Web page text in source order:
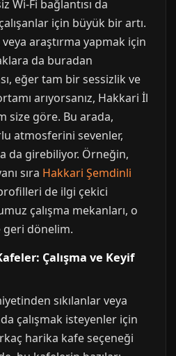
Wi-Fi bağlantısı da
için büyük bir artı.
veya araştırma yapmak için
da buradan
eğer tam bir sessizlik ve
arıyorsanız, Hakkari İl
size göre. Bu arada,
atmosferini sevenler,
da girebiliyor. Örneğin,
sıra Hakkari Şemdinli
de ilgi çekici
çalışma mekanları, o
dönelim.
Çalışma ve Keyif
sıkılanlar veya
çalışmak isteyenler için
harika kafe seçeneği